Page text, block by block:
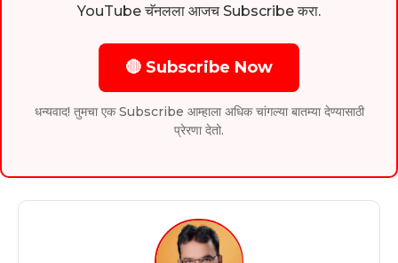
YouTube चॅनलला आजच Subscribe करा.
🔴 Subscribe Now
धन्यवाद! तुमचा एक Subscribe आम्हाला अधिक चांगल्या बातम्या देण्यासाठी
प्रेरणा देतो.